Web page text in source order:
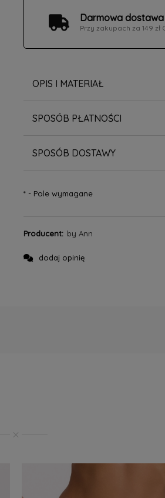
Darmowa
Przy zakupach za 149
OPIS I MATERIAŁ
SPOSÓB PŁATNOŚCI
SPOSÓB DOSTAWY
*- Pole wymagane
Producent: by Ann
dodaj opinię